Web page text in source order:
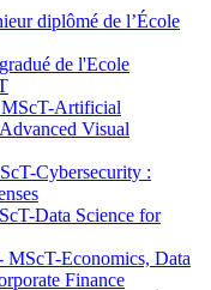
diplômé de l’École
de l'Ecole
Artificial
Visual
Cybersecurity :
Data Science for
Economics, Data
Finance